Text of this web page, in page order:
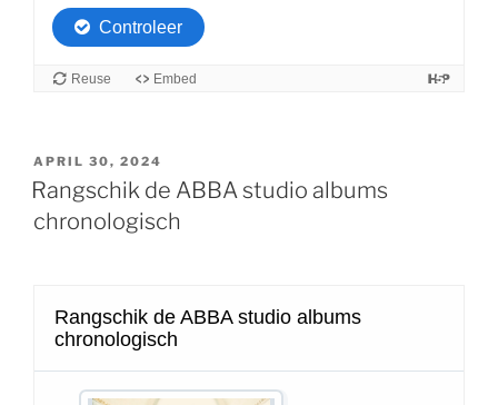
GEPLAATST
OP
APRIL 30, 2024
Rangschik de ABBA studio albums
chronologisch